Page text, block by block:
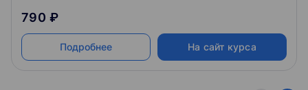
790 ₽
Подробнее На сайт курса